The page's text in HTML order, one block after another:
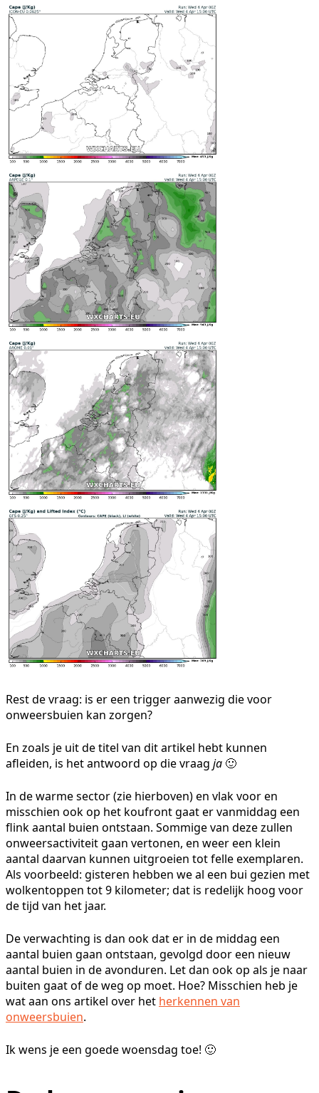
Rest de vraag: is er een trigger aanwezig die voor
onweersbuien kan zorgen?
En zoals je uit de titel van dit artikel hebt kunnen
afleiden, is het antwoord op die vraag ja 🙂
In de warme sector (zie hierboven) en vlak voor en
misschien ook op het koufront gaat er vanmiddag een
flink aantal buien ontstaan. Sommige van deze zullen
onweersactiviteit gaan vertonen, en weer een klein
aantal daarvan kunnen uitgroeien tot felle exemplaren.
Als voorbeeld: gisteren hebben we al een bui gezien met
wolkentoppen tot 9 kilometer; dat is redelijk hoog voor
de tijd van het jaar.
De verwachting is dan ook dat er in de middag een
aantal buien gaan ontstaan, gevolgd door een nieuw
aantal buien in de avonduren. Let dan ook op als je naar
buiten gaat of de weg op moet. Hoe? Misschien heb je
wat aan ons artikel over het herkennen van
onweersbuien.
Ik wens je een goede woensdag toe! 🙂